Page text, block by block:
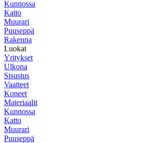
Kunnossa
Katto
Muurari
Puuseppä
Rakenna
Luokat
Yritykset
Ulkona
Sisustus
Vaatteet
Koneet
Materiaalit
Kunnossa
Katto
Muurari
Puuseppä